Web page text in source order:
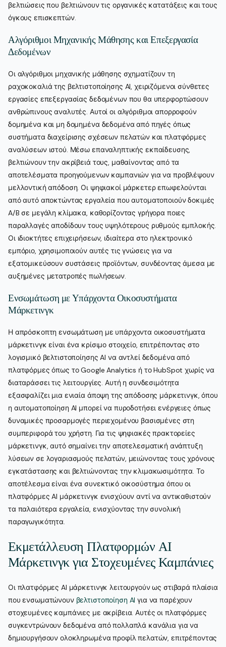
βελτιώσεις που βελτιώνουν τις οργανικές κατατάξεις και τους
όγκους επισκεπτών.
Αλγόριθμοι Μηχανικής Μάθησης και Επεξεργασία
Δεδομένων
Οι αλγόριθμοι μηχανικής μάθησης σχηματίζουν τη
ραχοκοκαλιά της βελτιστοποίησης AI, χειριζόμενοι σύνθετες
εργασίες επεξεργασίας δεδομένων που θα υπερφορτώσουν
ανθρώπινους αναλυτές. Αυτοί οι αλγόριθμοι απορροφούν
δομημένα και μη δομημένα δεδομένα από πηγές όπως
συστήματα διαχείρισης σχέσεων πελατών και πλατφόρμες
αναλύσεων ιστού. Μέσω επαναληπτικής εκπαίδευσης,
βελτιώνουν την ακρίβειά τους, μαθαίνοντας από τα
αποτελέσματα προηγούμενων καμπανιών για να προβλέψουν
μελλοντική απόδοση. Οι ψηφιακοί μάρκετερ επωφελούνται
από αυτό αποκτώντας εργαλεία που αυτοματοποιούν δοκιμές
A/B σε μεγάλη κλίμακα, καθορίζοντας γρήγορα ποιες
παραλλαγές αποδίδουν τους υψηλότερους ρυθμούς εμπλοκής.
Οι ιδιοκτήτες επιχειρήσεων, ιδιαίτερα στο ηλεκτρονικό
εμπόριο, χρησιμοποιούν αυτές τις γνώσεις για να
εξατομικεύσουν συστάσεις προϊόντων, συνδέοντας άμεσα με
αυξημένες μετατροπές πωλήσεων.
Ενσωμάτωση με Υπάρχοντα Οικοσυστήματα
Μάρκετινγκ
Η απρόσκοπτη ενσωμάτωση με υπάρχοντα οικοσυστήματα
μάρκετινγκ είναι ένα κρίσιμο στοιχείο, επιτρέποντας στο
λογισμικό βελτιστοποίησης AI να αντλεί δεδομένα από
πλατφόρμες όπως το Google Analytics ή το HubSpot χωρίς να
διαταράσσει τις λειτουργίες. Αυτή η συνδεσιμότητα
εξασφαλίζει μια ενιαία άποψη της απόδοσης μάρκετινγκ, όπου
η αυτοματοποίηση AI μπορεί να πυροδοτήσει ενέργειες όπως
δυναμικές προσαρμογές περιεχομένου βασισμένες στη
συμπεριφορά του χρήστη. Για τις ψηφιακές πρακτορείες
μάρκετινγκ, αυτό σημαίνει την αποτελεσματική ανάπτυξη
λύσεων σε λογαριασμούς πελατών, μειώνοντας τους χρόνους
εγκατάστασης και βελτιώνοντας την κλιμακωσιμότητα. Το
αποτέλεσμα είναι ένα συνεκτικό οικοσύστημα όπου οι
πλατφόρμες AI μάρκετινγκ ενισχύουν αντί να αντικαθιστούν
τα παλαιότερα εργαλεία, ενισχύοντας την συνολική
παραγωγικότητα.
Εκμετάλλευση Πλατφορμών AI
Μάρκετινγκ για Στοχευμένες Καμπάνιες
Οι πλατφόρμες AI μάρκετινγκ λειτουργούν ως στιβαρά πλαίσια
που ενσωματώνουν βελτιστοποίηση AI για να παρέχουν
στοχευμένες καμπάνιες με ακρίβεια. Αυτές οι πλατφόρμες
συγκεντρώνουν δεδομένα από πολλαπλά κανάλια για να
δημιουργήσουν ολοκληρωμένα προφίλ πελατών, επιτρέποντας